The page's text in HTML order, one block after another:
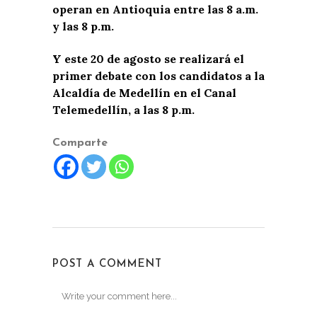
operan en Antioquia entre las 8 a.m.
y las 8 p.m.
Y este 20 de agosto se realizará el
primer debate con los candidatos a la
Alcaldía de Medellín en el Canal
Telemedellín, a las 8 p.m.
Comparte
POST A COMMENT